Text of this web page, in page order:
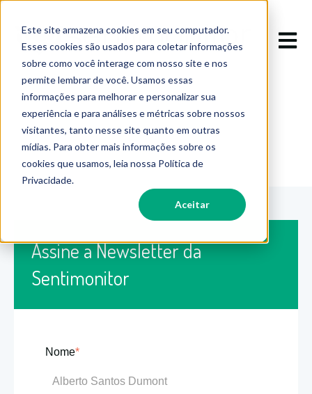
Este site armazena cookies em seu computador.
Esses cookies são usados para coletar informações
sobre como você interage com nosso site e nos
permite lembrar de você. Usamos essas
informações para melhorar e personalizar sua
experiência e para análises e métricas sobre nossos
visitantes, tanto nesse site quanto em outras
mídias. Para obter mais informações sobre os
cookies que usamos, leia nossa Política de
Privacidade.
Aceitar
Abrir
Assine a Newsletter da
Sentimonitor
Nome*